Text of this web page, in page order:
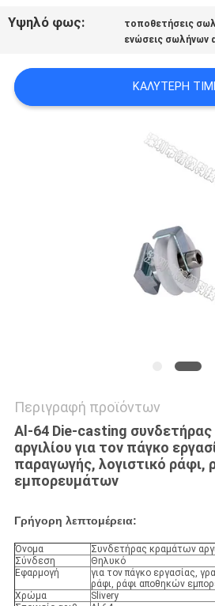
SITEMAP
ΠΟΛΙΤΙΚΉ
ΑΠΟΡΡΉΤΟΥ
Υψηλό φως: τοποθετήσεις
ενώσεις σωλήνων
ΚΑΛΎΤΕΡΗ
Περιγραφή προϊόντων
Al-64 Die-casting
αργιλίου για τον πάγκο
παραγωγής, λογιστικό ράφι,
εμπορευμάτων
Γρήγορη λεπτομέρεια:
Όνομα
Συνδετήρας κραμάτων
Σύνδεση
Θηλυκό
Εφαρμογή
για τον πάγκο εργασίας,
ράφι, ράφι αποθηκών
Χρώμα
Slivery